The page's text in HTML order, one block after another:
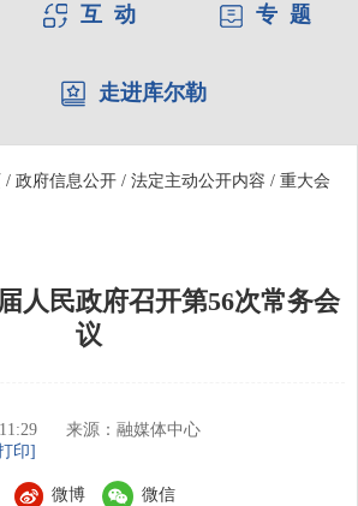
互 动 专 题
走进库尔勒
/ 政府信息公开 / 法定主动公开内容 / 重大会
人民政府召开第56次常务会
议
来源：融媒体中心
印]
微博 微信